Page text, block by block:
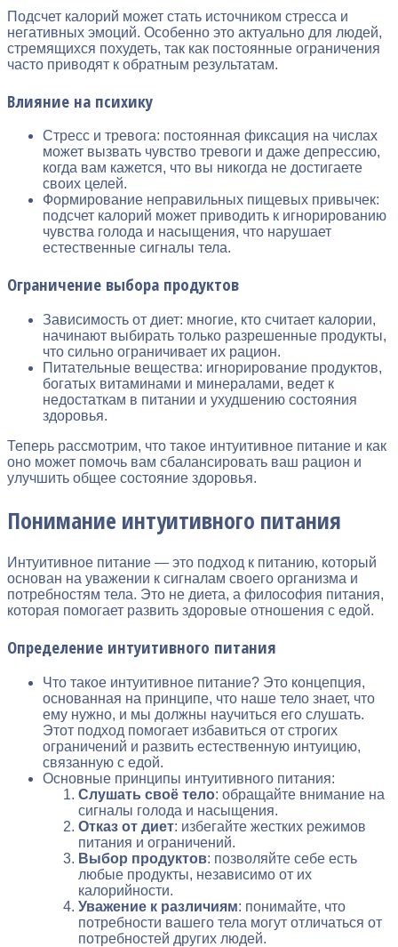
Подсчет калорий может стать источником стресса и
негативных эмоций. Особенно это актуально для людей,
стремящихся похудеть, так как постоянные ограничения
часто приводят к обратным результатам.
Влияние на психику
Стресс и тревога: постоянная фиксация на числах
может вызвать чувство тревоги и даже депрессию,
когда вам кажется, что вы никогда не достигаете
своих целей.
Формирование неправильных пищевых привычек:
подсчет калорий может приводить к игнорированию
чувства голода и насыщения, что нарушает
естественные сигналы тела.
Ограничение выбора продуктов
Зависимость от диет: многие, кто считает калории,
начинают выбирать только разрешенные продукты,
что сильно ограничивает их рацион.
Питательные вещества: игнорирование продуктов,
богатых витаминами и минералами, ведет к
недостаткам в питании и ухудшению состояния
здоровья.
Теперь рассмотрим, что такое интуитивное питание и как
оно может помочь вам сбалансировать ваш рацион и
улучшить общее состояние здоровья.
Понимание интуитивного питания
Интуитивное питание — это подход к питанию, который
основан на уважении к сигналам своего организма и
потребностям тела. Это не диета, а философия питания,
которая помогает развить здоровые отношения с едой.
Определение интуитивного питания
Что такое интуитивное питание? Это концепция,
основанная на принципе, что наше тело знает, что
ему нужно, и мы должны научиться его слушать.
Этот подход помогает избавиться от строгих
ограничений и развить естественную интуицию,
связанную с едой.
Основные принципы интуитивного питания:
Слушать своё тело: обращайте внимание на
сигналы голода и насыщения.
Отказ от диет: избегайте жестких режимов
питания и ограничений.
Выбор продуктов: позволяйте себе есть
любые продукты, независимо от их
калорийности.
Уважение к различиям: понимайте, что
потребности вашего тела могут отличаться от
потребностей других людей.